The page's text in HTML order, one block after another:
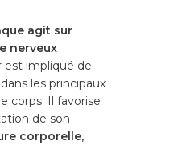
agit sur
nerveux
est impliqué de
les principaux
corps. Il favorise
de son
corporelle,